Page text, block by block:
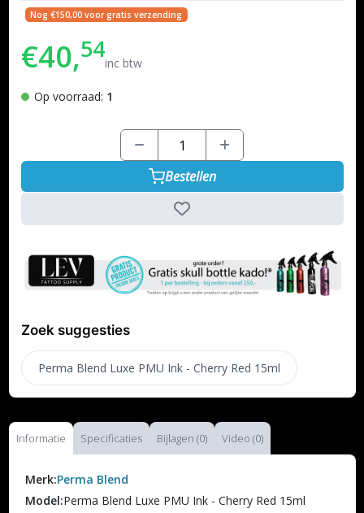
Nog €150,00 voor gratis verzending
€40,54inc btw
Op voorraad: 1
Bestellen
Zoek suggesties
Perma Blend Luxe PMU Ink - Cherry Red 15ml
Informatie Specificaties Bijlagen (0) Video (0)
Merk:Perma Blend
Model:Perma Blend Luxe PMU Ink - Cherry Red 15ml